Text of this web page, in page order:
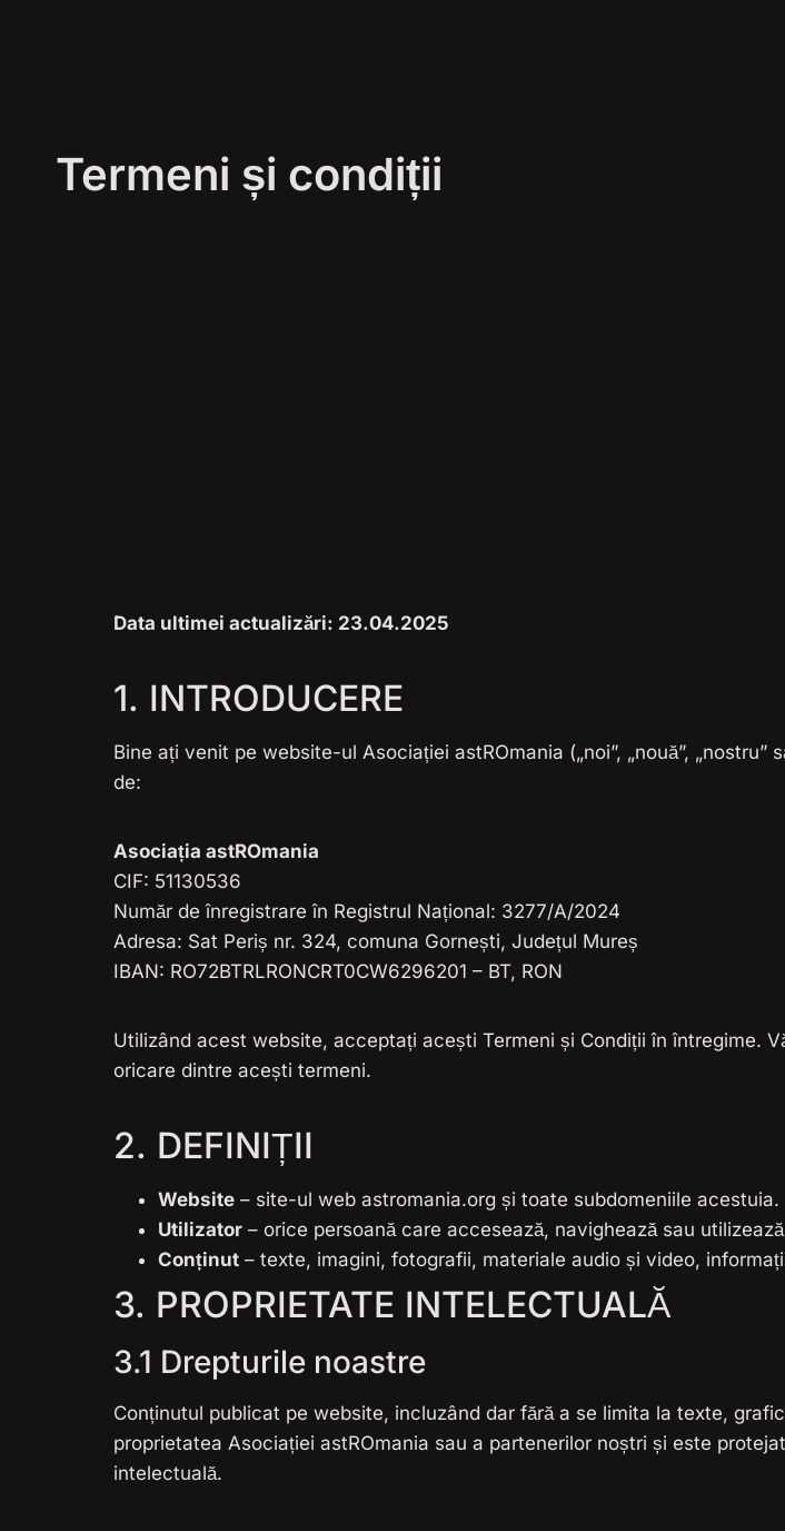
Termeni și condiții
Data ultimei actualizări: 23.04.2025
1. INTRODUCERE
Bine ați venit pe website-ul Asociației astROmania („noi”, „nouă”,
de:
Asociația astROmania
CIF: 51130536
Număr de înregistrare în Registrul Național: 3277/A/2024
Adresa: Sat Periș nr. 324, comuna Gornești, Județul Mureș
IBAN: RO72BTRLRONCRT0CW6296201 – BT, RON
Utilizând acest website, acceptați acești Termeni și Condiții în întregime.
oricare dintre acești termeni.
2. DEFINIȚII
Website – site-ul web astromania.org și toate subdomeniile acestuia.
Utilizator – orice persoană care accesează, navighează sau
Conținut – texte, imagini, fotografii, materiale audio și video,
3. PROPRIETATE INTELECTUALĂ
3.1 Drepturile noastre
Conținutul publicat pe website, incluzând dar fără a se limita la texte,
proprietatea Asociației astROmania sau a partenerilor noștri și este
intelectuală.